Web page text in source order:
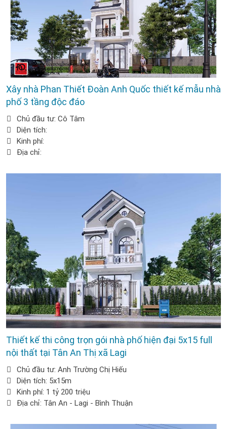
Xây nhà Phan Thiết Đoàn Anh Quốc thiết kế mẫu nhà
phố 3 tầng độc đáo
Chủ đầu tư: Cô Tâm
Diện tích:
Kinh phí:
Địa chỉ:
Thiết kế thi công trọn gói nhà phố hiện đại 5x15 full
nội thất tại Tân An Thị xã Lagi
Chủ đầu tư: Anh Trường Chị Hiếu
Diện tích: 5x15m
Kinh phí: 1 tỷ 200 triệu
Địa chỉ: Tân An - Lagi - Bình Thuận